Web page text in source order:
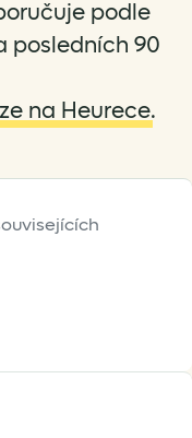
podle
posledních 90
na Heurece.